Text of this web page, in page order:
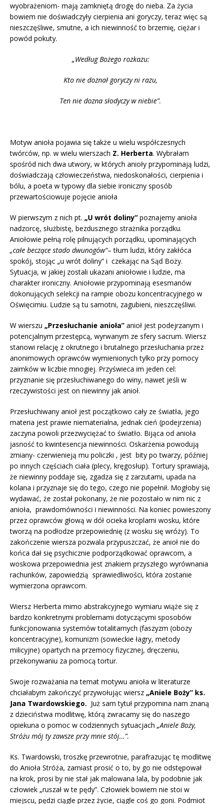
wyobrażeniom- mają zamkniętą drogę do nieba. Za życia
bowiem nie doświadczyły cierpienia ani goryczy, teraz więc są
nieszczęśliwe, smutne, a ich niewinność to brzemię, ciężar i
powód pokuty.
„Według Bożego rozkazu:
Kto nie doznał goryczy ni razu,
Ten nie dozna słodyczy w niebie”.
Motyw anioła pojawia się także u wielu współczesnych
twórców, np. w wielu wierszach Z. Herberta. Wybrałam
spośród nich dwa utwory, w których anioły przypominają ludzi,
doświadczają człowieczeństwa, niedoskonałości, cierpienia i
bólu, a poeta w typowy dla siebie ironiczny sposób
przewartościowuje pojęcie anioła
W pierwszym z nich pt. „U wrót doliny” poznajemy anioła
nadzorcę, służbistę, bezdusznego strażnika porządku.
Aniołowie pełną rolę pilnujących porządku, upominających
„całe beczące stado dwunogów”– tłum ludzi, który zakłóca
spokój, stojąc „u wrót doliny” i czekając na Sąd Boży.
Sytuacja, w jakiej zostali ukazani aniołowie i ludzie, ma
charakter ironiczny. Aniołowie przypominają esesmanów
dokonujących selekcji na rampie obozu koncentracyjnego w
Oświęcimiu. Ludzie są tu samotni, zagubieni, nieszczęśliwi.
W wierszu „Przesłuchanie anioła” anioł jest podejrzanym i
potencjalnym przestępcą, wyrwanym ze sfery sacrum. Wiersz
stanowi relację z okrutnego i brutalnego przesłuchania przez
anonimowych oprawców wymienionych tylko przy pomocy
zaimków w liczbie mnogiej. Przyświeca im jeden cel:
przyznanie się przesłuchiwanego do winy, nawet jeśli w
rzeczywistości jest on niewinny jak anioł.
Przesłuchiwany anioł jest początkowo cały ze światła, jego
materia jest prawie niematerialna, jednak cień (podejrzenia)
zaczyna powoli przezwyciężać to światło. Bijąca od anioła
jasność to kwintesencja niewinności. Oskarżenia powodują
zmiany- czerwienieją mu policzki , jest bity po twarzy, później
po innych częściach ciała (plecy, kręgosłup). Tortury sprawiają,
że niewinny poddaje się, zgadza się z zarzutami, upada na
kolana i przyznaje się do tego, czego nie popełnił. Mogłoby się
wydawać, że został pokonany, że nie pozostało w nim nic z
anioła, prawdomówności i niewinności. Na koniec powieszony
przez oprawców głową w dół ocieka kroplami wosku, które
tworzą na podłodze przepowiednię (z wosku się wróży). To
zakończenie wiersza pozwala przypuszczać, że anioł nie do
końca dał się psychicznie podporządkować oprawcom, a
woskowa przepowiednia jest znakiem przyszłego wyrównania
rachunków, zapowiedzią sprawiedliwości, która zostanie
wymierzona oprawcom.
Wiersz Herberta mimo abstrakcyjnego wymiaru wiąże się z
bardzo konkretnymi problemami dotyczącymi sposobów
funkcjonowania systemów totalitarnych (faszyzm (obozy
koncentracyjne), komunizm (sowieckie łagry, metody
milicyjne) opartych na przemocy fizycznej, dręczeniu,
przekonywaniu za pomocą tortur.
Swoje rozważania na temat motywu anioła w literaturze
chciałabym zakończyć przywołując wiersz „Aniele Boży” ks.
Jana Twardowskiego. Już sam tytuł przypomina nam znaną
z dzieciństwa modlitwę, którą zwracamy się do naszego
opiekuna o pomoc w codziennych sytuacjach „Aniele Boży,
Stróżu mój ty zawsze przy mnie stój…”.
Ks. Twardowski, troszkę przewrotnie, parafrazując tę modlitwę
do Anioła Stróża, zamiast prosić o to, by go nie odstępował
na krok, prosi by nie stał jak malowana lala, by podobnie jak
człowiek „ruszał w te pędy”. Człowiek bowiem nie stoi w
miejscu, pędzi ciągle przez życie, ciągle coś go goni. Podmiot